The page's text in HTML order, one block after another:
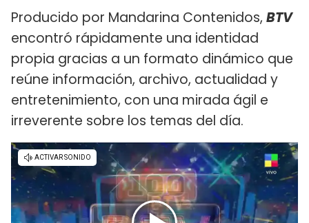
Producido por Mandarina Contenidos, BTV
encontró rápidamente una identidad
propia gracias a un formato dinámico que
reúne información, archivo, actualidad y
entretenimiento, con una mirada ágil e
irreverente sobre los temas del día.